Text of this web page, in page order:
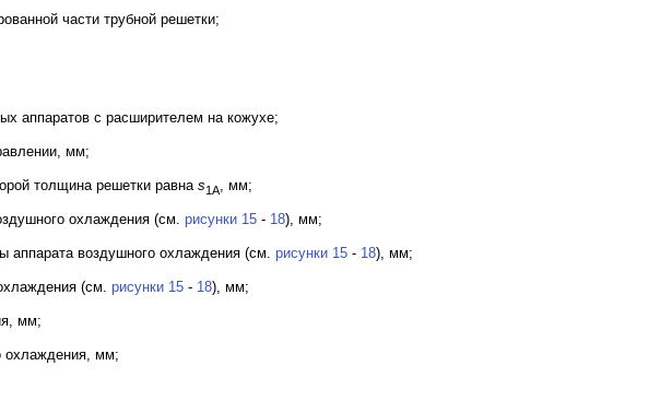
части трубной решетки;
аппаратов с расширителем на кожухе;
мм;
толщина решетки равна s1А , мм;
охлаждения (см. рисунки 15 - 18), мм;
аппарата воздушного охлаждения (см. рисунки 15 - 18), мм;
(см. рисунки 15 - 18), мм;
мм;
охлаждения, мм;